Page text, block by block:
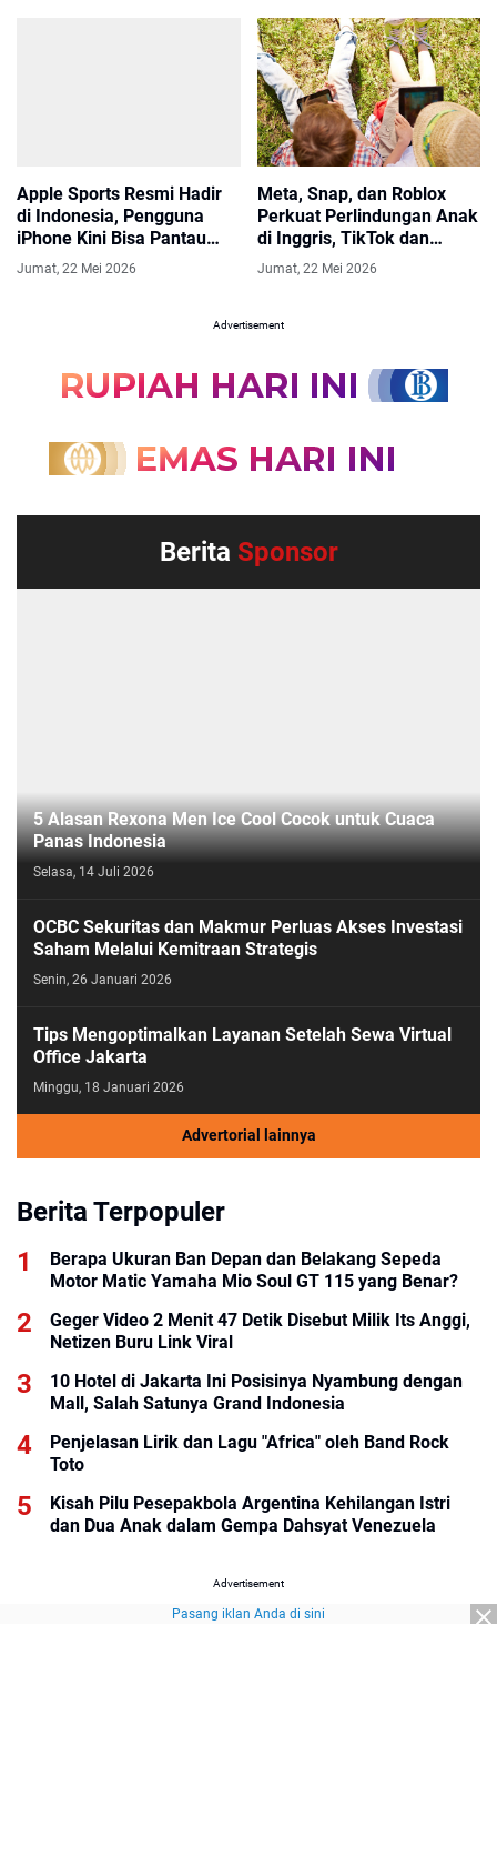
Apple Sports Resmi Hadir
di Indonesia, Pengguna
iPhone Kini Bisa Pantau
Piala Dunia 2026 Secara
Real Time
Jumat, 22 Mei 2026
Meta, Snap, dan Roblox
Perkuat Perlindungan Anak
di Inggris, TikTok dan
YouTube Disorot
Jumat, 22 Mei 2026
Advertisement
Berita Sponsor
5 Alasan Rexona Men Ice Cool Cocok untuk Cuaca
Panas Indonesia
Selasa, 14 Juli 2026
OCBC Sekuritas dan Makmur Perluas Akses Investasi
Saham Melalui Kemitraan Strategis
Senin, 26 Januari 2026
Tips Mengoptimalkan Layanan Setelah Sewa Virtual
Office Jakarta
Minggu, 18 Januari 2026
Advertorial lainnya
Berita Terpopuler
Berapa Ukuran Ban Depan dan Belakang Sepeda
Motor Matic Yamaha Mio Soul GT 115 yang Benar?
Geger Video 2 Menit 47 Detik Disebut Milik Its Anggi,
Netizen Buru Link Viral
10 Hotel di Jakarta Ini Posisinya Nyambung dengan
Mall, Salah Satunya Grand Indonesia
Penjelasan Lirik dan Lagu "Africa" oleh Band Rock
Toto
Kisah Pilu Pesepakbola Argentina Kehilangan Istri
dan Dua Anak dalam Gempa Dahsyat Venezuela
Advertisement
Pasang iklan Anda di sini